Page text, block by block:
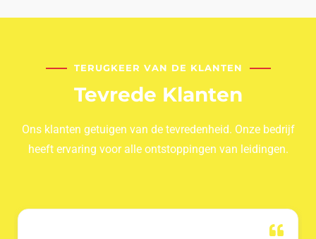
TERUGKEER VAN DE KLANTEN
Tevrede Klanten
Ons klanten getuigen van de tevredenheid. Onze bedrijf
heeft ervaring voor alle ontstoppingen van leidingen.